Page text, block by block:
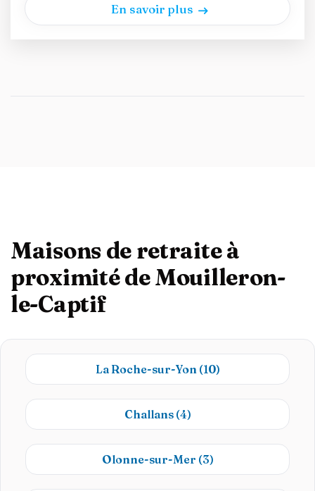
En savoir plus
Maisons de retraite à
proximité de Mouilleron-
le-Captif
La Roche-sur-Yon (10)
Challans (4)
Olonne-sur-Mer (3)